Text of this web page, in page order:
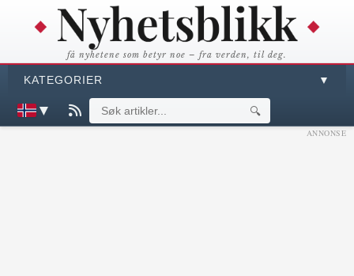
få nyhetene som betyr noe – fra verden, til deg.
KATEGORIER ▼
▼ 🔍
ANNONSE